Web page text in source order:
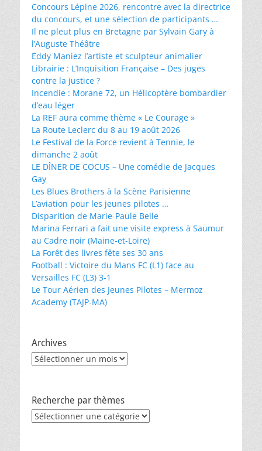
Concours Lépine 2026, rencontre avec la directrice
du concours, et une sélection de participants …
Il ne pleut plus en Bretagne par Sylvain Gary à
l’Auguste Théâtre
Eddy Maniez l’artiste et sculpteur animalier
Librairie : L’Inquisition Française – Des juges
contre la justice ?
Incendie : Morane 72, un Hélicoptère bombardier
d’eau léger
La REF aura comme thème « Le Courage »
La Route Leclerc du 8 au 19 août 2026
Le Festival de la Force revient à Tennie, le
dimanche 2 août
LE DÎNER DE COCUS – Une comédie de Jacques
Gay
Les Blues Brothers à la Scène Parisienne
L’aviation pour les jeunes pilotes …
Disparition de Marie-Paule Belle
Marina Ferrari a fait une visite express à Saumur
au Cadre noir (Maine-et-Loire)
La Forêt des livres fête ses 30 ans
Football : Victoire du Mans FC (L1) face au
Versailles FC (L3) 3-1
Le Tour Aérien des Jeunes Pilotes – Mermoz
Academy (TAJP-MA)
Archives
Archives
Recherche par thèmes
Recherche